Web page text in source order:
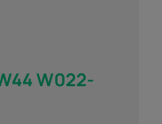
W022-